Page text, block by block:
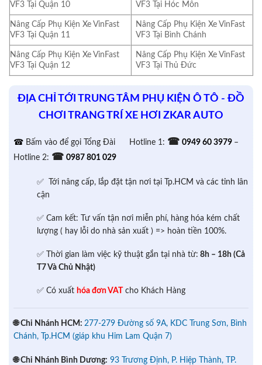
VF3 Tại Quận 10 VF3 Tại Hóc Môn
Nâng Cấp Phụ Kiện Xe VinFast
VF3 Tại Quận 11
Nâng Cấp Phụ Kiện Xe VinFast
VF3 Tại Bình Chánh
Nâng Cấp Phụ Kiện Xe VinFast
VF3 Tại Quận 12
Nâng Cấp Phụ Kiện Xe VinFast
VF3 Tại Thủ Đức
ĐỊA CHỈ TỚI TRUNG TÂM PHỤ KIỆN Ô TÔ - ĐỒ
CHƠI TRANG TRÍ XE HƠI ZKAR AUTO
☎ Bấm vào để gọi Tổng Đài Hotline 1: ☎ 0949 60 3979 –
Hotline 2: ☎ 0987 801 029
✅ Tới nâng cấp, lắp đặt tận nơi tại Tp.HCM và các tỉnh lân
cận
✅ Cam kết: Tư vấn tận nơi miễn phí, hàng hóa kém chất
lượng ( hay lỗi do nhà sản xuất ) => hoàn tiền 100%.
✅ Thời gian làm việc kỹ thuật gắn tại nhà từ: 8h – 18h (Cả
T7 Và Chủ Nhật)
✅ Có xuất hóa đơn VAT cho Khách Hàng
🌐 Chi Nhánh HCM: 277-279 Đường số 9A, KDC Trung Sơn, Bình
Chánh, Tp.HCM (giáp khu Him Lam Quận 7)
🌐 Chi Nhánh Bình Dương: 93 Trương Định, P. Hiệp Thành, TP.